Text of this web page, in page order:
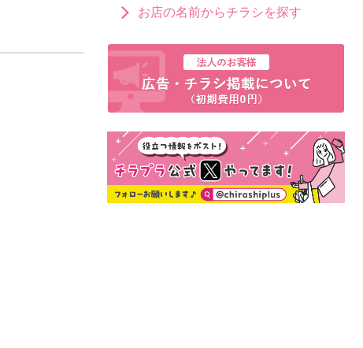
お店の名前からチラシを探す